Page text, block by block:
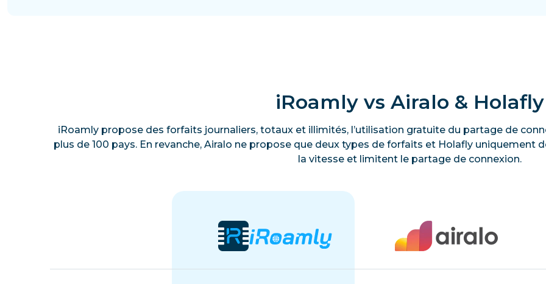
iRoamly vs Airalo & Holafly
iRoamly propose des forfaits journaliers, totaux et illimités, l’utilisation gratuite du partage de
plus de 100 pays. En revanche, Airalo ne propose que deux types de forfaits et Holafly
la vitesse et limitent le partage de connexion.